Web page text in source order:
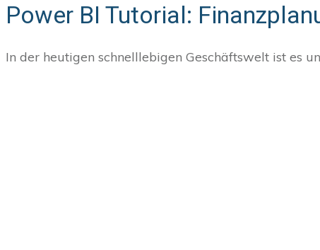
Power BI Tutorial:
In der heutigen schnelllebigen Geschäftswelt ist es